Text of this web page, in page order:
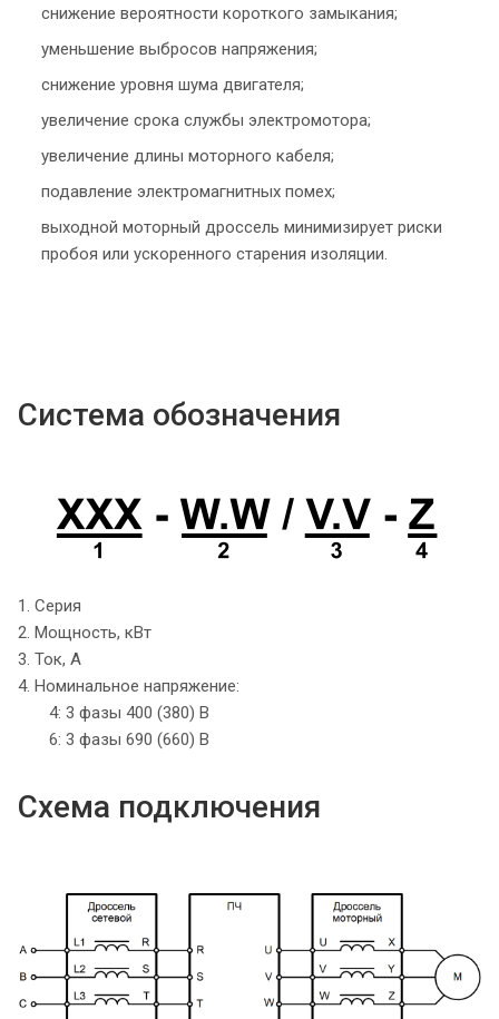
снижение вероятности короткого замыкания;
уменьшение выбросов напряжения;
снижение уровня шума двигателя;
увеличение срока службы электромотора;
увеличение длины моторного кабеля;
подавление электромагнитных помех;
выходной моторный дроссель минимизирует риски
пробоя или ускоренного старения изоляции.
Система обозначения
1. Серия
2. Мощность, кВт
3. Ток, А
4. Номинальное напряжение:
4: 3 фазы 400 (380) В
6: 3 фазы 690 (660) В
Схема подключения